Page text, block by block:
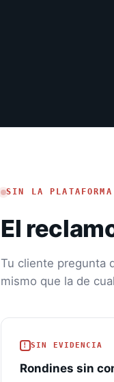
SIN LA PLATAFORMA
El
Tu cliente pregunta
mismo que la de
SIN EVIDENCIA
Rondines sin